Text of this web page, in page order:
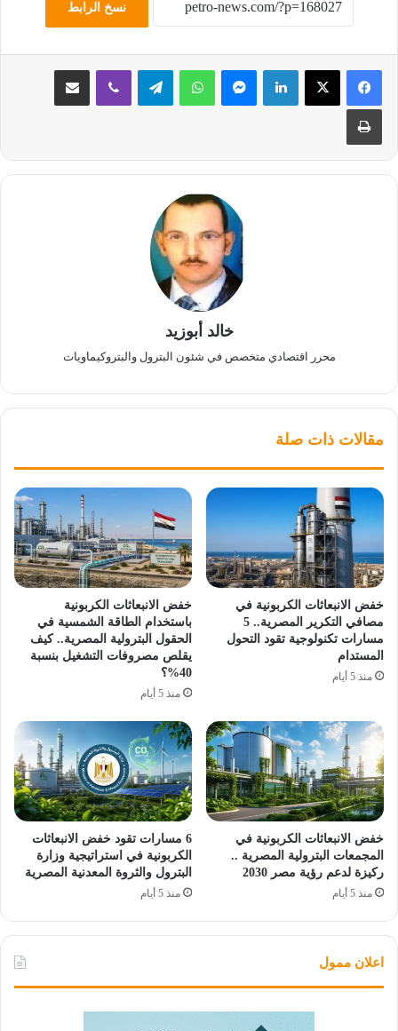
نسخ الرابط
لينكدإن ماسنجر واتساب تيلقرام ڤايبر مشاركة عبر البريد
طباعة
خالد أبوزيد
محرر اقتصادي متخصص في شئون البترول والبتروكيماويات
مقالات ذات صلة
خفض الانبعاثات الكربونية في
مصافي التكرير المصرية.. 5
مسارات تكنولوجية تقود التحول
المستدام
منذ 5 أيام
خفض الانبعاثات الكربونية
باستخدام الطاقة الشمسية في
الحقول البترولية المصرية.. كيف
يقلص مصروفات التشغيل بنسبة
40%؟
منذ 5 أيام
خفض الانبعاثات الكربونية في
المجمعات البترولية المصرية ..
ركيزة لدعم رؤية مصر 2030
منذ 5 أيام
6 مسارات تقود خفض الانبعاثات
الكربونية في استراتيجية وزارة
البترول والثروة المعدنية المصرية
منذ 5 أيام
اعلان ممول